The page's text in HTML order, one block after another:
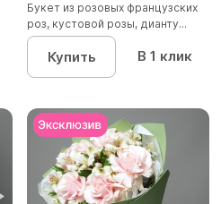
Букет из розовых французских
роз, кустовой розы, дианту...
Купить В 1 клик